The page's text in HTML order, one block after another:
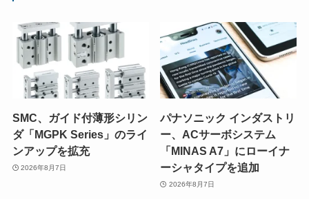
SMC、ガイド付薄形シリン
ダ「MGPK Series」のライ
ンアップを拡充
2026年8月7日
パナソニック インダストリ
ー、ACサーボシステム
「MINAS A7」にローイナ
ーシャタイプを追加
2026年8月7日